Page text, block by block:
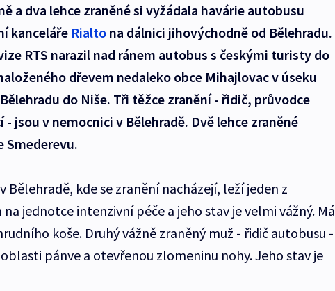
a dva lehce zraněné si vyžádala havárie autobusu
kanceláře Rialtona dálnici jihovýchodně od Bělehradu.
RTS narazil nad ránem autobus s českými turisty do
dřevem nedaleko obce Mihajlovac v úseku
do Niše. Tři těžce zranění - řidič, průvodce
jsou v nemocnici v Bělehradě. Dvě lehce zraněné
Bělehradě, kde se zranění nacházejí, leží jeden z
jednotce intenzivní péče a jeho stav je velmi vážný. Má
koše. Druhý vážně zraněný muž - řidič autobusu -
pánve a otevřenou zlomeninu nohy. Jeho stav je